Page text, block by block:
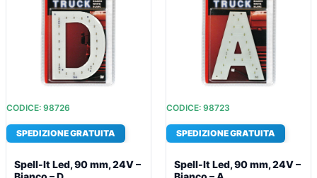
CODICE: 98726
SPEDIZIONE GRATUITA
Spell-It Led, 90 mm, 24V –
€10,35.€9,60.
CODICE: 98723
SPEDIZIONE GRATUITA
Spell-It Led, 90 mm, 24V –
€10,35.€9,60.